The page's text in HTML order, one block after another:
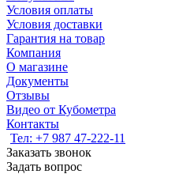
Условия оплаты
Условия доставки
Гарантия на товар
Компания
О магазине
Документы
Отзывы
Видео от Кубометра
Контакты
Тел: +7 987 47-222-11
Заказать звонок
Задать вопрос